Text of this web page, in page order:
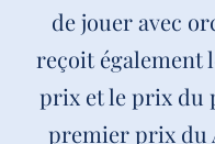
de jouer avec
reçoit également
prix et le prix du
premier prix du